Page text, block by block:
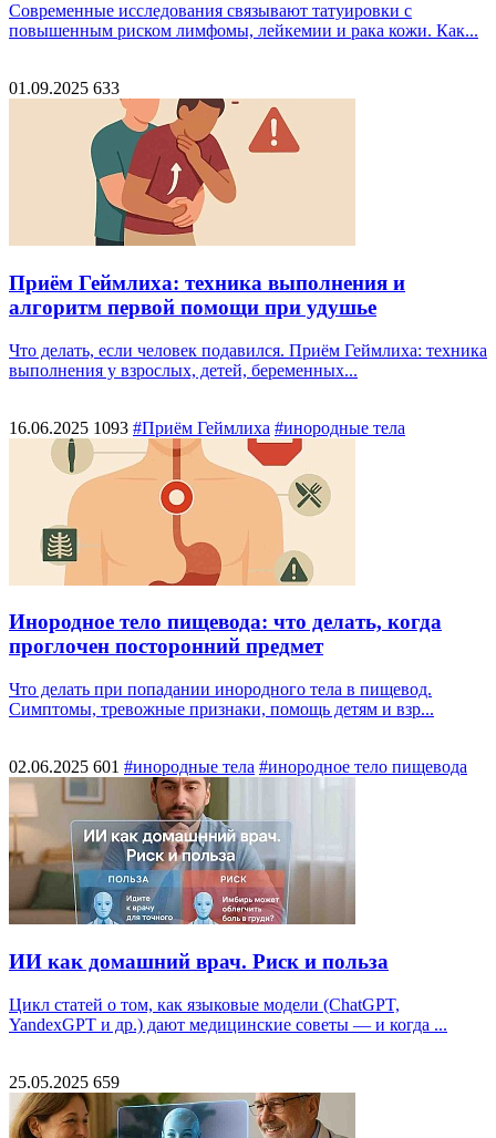
Современные исследования связывают татуировки с
повышенным риском лимфомы, лейкемии и рака кожи. Как...
01.09.2025 633
Приём Геймлиха: техника выполнения и
алгоритм первой помощи при удушье
Что делать, если человек подавился. Приём Геймлиха: техника
выполнения у взрослых, детей, беременных...
16.06.2025 1093 #Приём Геймлиха #инородные тела
Инородное тело пищевода: что делать, когда
проглочен посторонний предмет
Что делать при попадании инородного тела в пищевод.
Симптомы, тревожные признаки, помощь детям и взр...
02.06.2025 601 #инородные тела #инородное тело пищевода
ИИ как домашний врач. Риск и польза
Цикл статей о том, как языковые модели (ChatGPT,
YandexGPT и др.) дают медицинские советы — и когда ...
25.05.2025 659